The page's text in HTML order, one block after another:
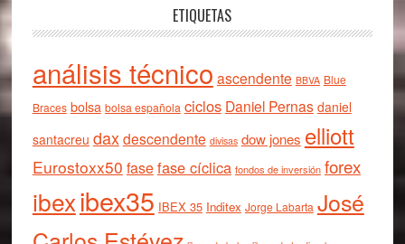
ETIQUETAS
análisis técnico ascendente BBVA Blue
Braces bolsa bolsa española ciclos Daniel Pernas daniel
santacreu daxdescendente divisas dow jones elliott
Eurostoxx50 fasefase cíclica fondos de inversión forex
ibexibex35 IBEX 35 Inditex Jorge Labarta José